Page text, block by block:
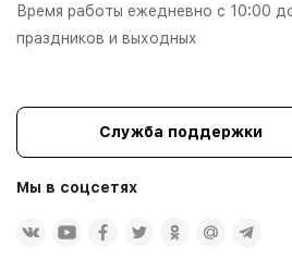
Время работы ежедневно с 10:00
праздников и выходных
Служба поддержки
Мы в соцсетях